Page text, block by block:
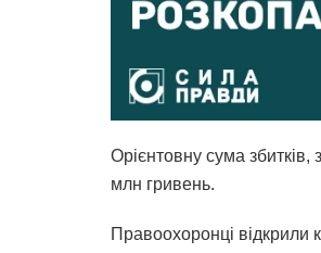
Орієнтовну сума
млн гривень.
Правоохоронці відкрили